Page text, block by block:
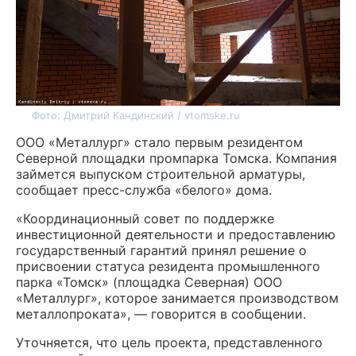
Фото: Дмитрий Кандинский / vtomske.ru
ООО «Металлург» стало первым резидентом
Северной площадки промпарка Томска. Компания
займется выпуском строительной арматуры,
сообщает пресс-служба «белого» дома.
«Координационный совет по поддержке
инвестиционной деятельности и предоставлению
государственный гарантий принял решение о
присвоении статуса резидента промышленного
парка «Томск» (площадка Северная) ООО
«Металлург», которое занимается производством
металлопроката», — говорится в сообщении.
Уточняется, что цель проекта, представленного